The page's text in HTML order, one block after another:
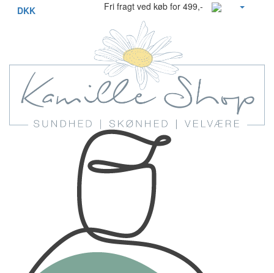
DKK Fri fragt ved køb for 499,-